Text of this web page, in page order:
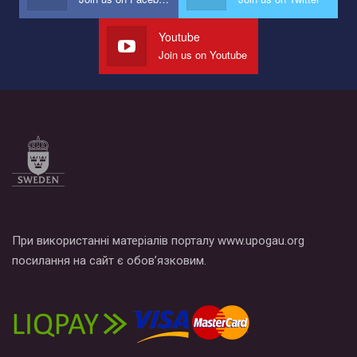
Youtube
Join us on Youtube
При використанні матеріалів порталу www.upogau.org
посилання на сайт є обов’язковим.